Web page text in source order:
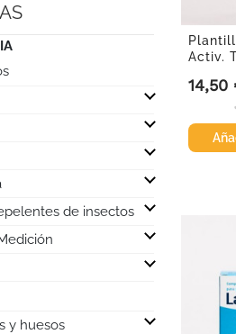



de insectos



y huesos
Activ.
Precio
14,50